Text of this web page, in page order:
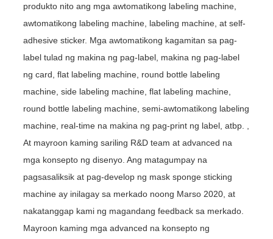
produkto nito ang mga awtomatikong labeling machine,
awtomatikong labeling machine, labeling machine, at self-
adhesive sticker. Mga awtomatikong kagamitan sa pag-
label tulad ng makina ng pag-label, makina ng pag-label
ng card, flat labeling machine, round bottle labeling
machine, side labeling machine, flat labeling machine,
round bottle labeling machine, semi-awtomatikong labeling
machine, real-time na makina ng pag-print ng label, atbp. ,
At mayroon kaming sariling R&D team at advanced na
mga konsepto ng disenyo. Ang matagumpay na
pagsasaliksik at pag-develop ng mask sponge sticking
machine ay inilagay sa merkado noong Marso 2020, at
nakatanggap kami ng magandang feedback sa merkado.
Mayroon kaming mga advanced na konsepto ng